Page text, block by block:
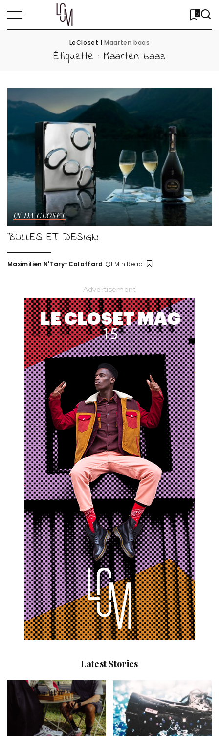
0
LeCloset |Maarten baas
Étiquette : Maarten baas
IN DA CLOSET
BULLES ET DESIGN
Posted
Maximilien N'Tary-Calaffard 1 Min Read
– Advertisement –
Latest Stories